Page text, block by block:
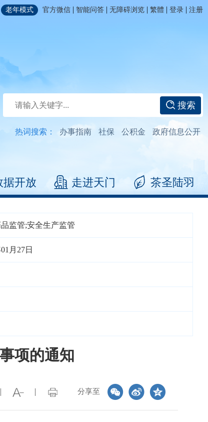
老年模式 官方微信 | 智能问答 | 无障碍浏览 | 繁體 | 登录 | 注册
搜索
热词搜索： 办事指南 社保 公积金 政府信息公开
据开放 走进天门 茶圣陆羽
监管;安全生产监管
月27日
项的通知
分享至